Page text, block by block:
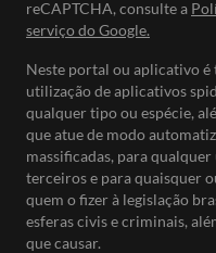
reCAPTCHA, consulte a
serviço do Google.
Neste portal ou aplicativo
utilização de aplicativos
qualquer tipo ou espécie,
que atue de modo
massificadas, para
terceiros e para quaisquer
quem o fizer à legislação
esferas civis e criminais,
que causar.